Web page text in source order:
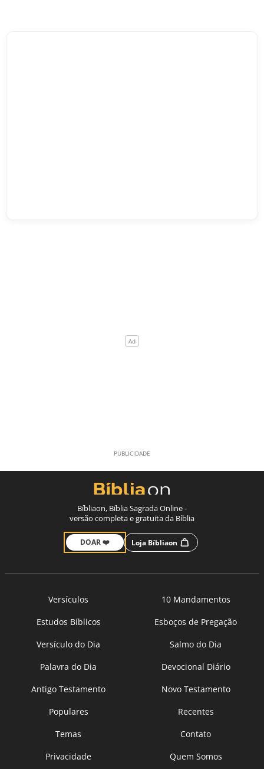
Bíbliaon, Bíblia Sagrada Online -
versão completa e gratuita da Bíblia
DOAR ❤️ Loja Bíbliaon
Versículos
10 Mandamentos
Estudos Bíblicos
Esboços de Pregação
Versículo do Dia
Salmo do Dia
Palavra do Dia
Devocional Diário
Antigo Testamento
Novo Testamento
Populares
Recentes
Temas
Contato
Privacidade
Quem Somos